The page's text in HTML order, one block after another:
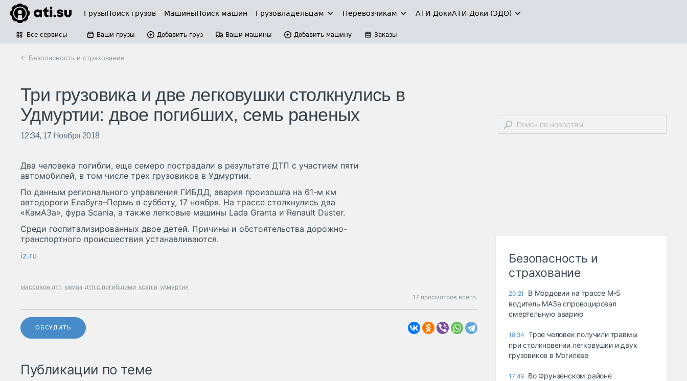
ГрузыПоиск грузов МашиныПоиск машин Грузовладельцам Перевозчикам АТИ-ДокиАТИ-Доки (ЭДО)
Все сервисы Ваши грузы Добавить груз Ваши машины Добавить машину Заказы
← Безопасность и страхование
Три грузовика и две легковушки столкнулись в
Удмуртии: двое погибших, семь раненых
12:34, 17 Ноября 2018
Два человека погибли, еще семеро пострадали в результате ДТП с участием пяти
автомобилей, в том числе трех грузовиков в Удмуртии.
По данным регионального управления ГИБДД, авария произошла на 61-м км
автодороги Елабуга–Пермь в субботу, 17 ноября. На трассе столкнулись два
«КамАЗа», фура Scania, а также легковые машины Lada Granta и Renault Duster.
Среди госпитализированных двое детей. Причины и обстоятельства дорожно-
транспортного происшествия устанавливаются.
iz.ru
массовое дтп камаз дтп с погибшими scania удмуртия
17 просмотров всего.
ОБСУДИТЬ
Публикации по теме
Безопасность и
страхование
20:21
В Мордовии на трассе М-5
водитель МАЗа спровоцировал
смертельную аварию
18:34
Трое человек получили травмы
при столкновении легковушки и двух
грузовиков в Могилеве
17:49 Во Фрунзенском районе